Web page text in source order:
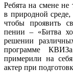
Ребята на смене
в природной
чтобы проявить
пении – «Битва
решении
программе
примерили на
актер при